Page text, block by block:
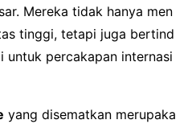
Mereka tidak hanya men
tinggi, tetapi juga bertind
untuk percakapan internasi
yang disematkan merupaka